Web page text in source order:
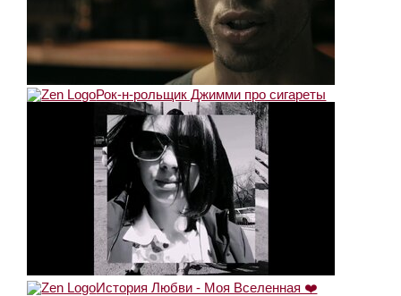
Рок-н-рольщик Джимми про сигареты
История Любви - Моя Вселенная ❤️